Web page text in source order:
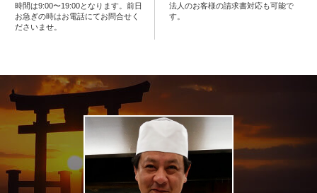
舗
内
種
か
時間は9:00〜19:00となります。前日
お急ぎの時はお電話にてお問合せく
ださいませ。
法人のお客様の請求書対応も可能で
す。